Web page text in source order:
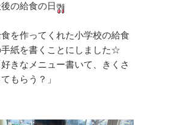
の給食の日
を作ってくれた小学校の給食
紙を書くことにしました☆
好きなメニュー書いて、きくさ
もらう？」